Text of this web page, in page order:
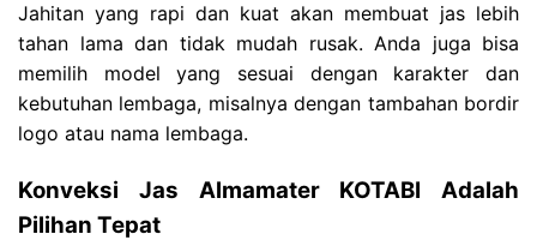
Jahitan yang rapi dan kuat akan membuat jas lebih
tahan lama dan tidak mudah rusak. Anda juga bisa
memilih model yang sesuai dengan karakter dan
kebutuhan lembaga, misalnya dengan tambahan bordir
logo atau nama lembaga.
Konveksi Jas Almamater KOTABI Adalah
Pilihan Tepat